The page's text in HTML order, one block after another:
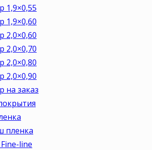
1,9×0,55
1,9×0,60
2,0×0,60
2,0×0,70
2,0×0,80
2,0×0,90
на заказ
пленка
line